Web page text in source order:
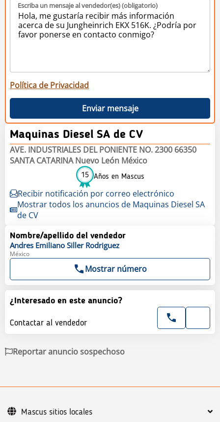
Escriba un mensaje al vendedor(es) (obligatorio)
Política de Privacidad
Enviar mensaje
Maquinas Diesel SA de CV
AVE. INDUSTRIALES DEL PONIENTE NO. 2300 66350
SANTA CATARINA Nuevo León México
15 Años en Mascus
Recibir notificación por correo electrónico
Mostrar todos los anuncios de Maquinas Diesel SA
de CV
Nombre/apellido del vendedor
Andres Emiliano Siller Rodriguez
México
Mostrar número
¿Interesado en este anuncio?
Contactar al vendedor
Reportar anuncio sospechoso
Mascus sitios locales